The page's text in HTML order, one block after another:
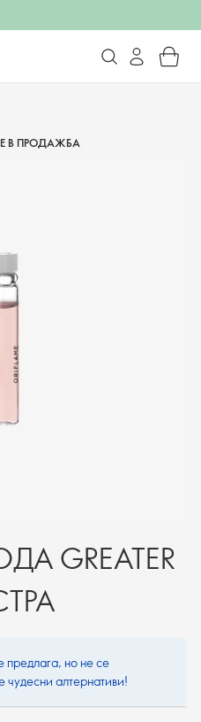
В ПРОДАЖБА
GREATER
предлага, но не се
алтернативи!